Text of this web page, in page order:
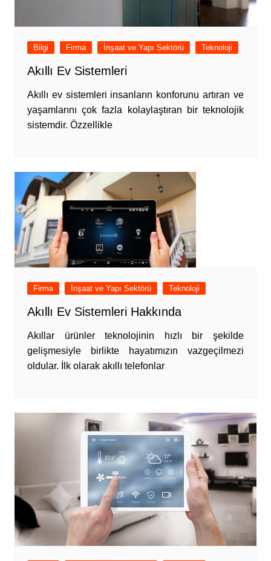
Bilgi Firma İnşaat ve Yapı Sektörü Teknoloji
Akıllı Ev Sistemleri
Akıllı ev sistemleri insanların konforunu artıran ve
yaşamlarını çok fazla kolaylaştıran bir teknolojik
sistemdir. Özzellikle
Firma İnşaat ve Yapı Sektörü Teknoloji
Akıllı Ev Sistemleri Hakkında
Akıllar ürünler teknolojinin hızlı bir şekilde
gelişmesiyle birlikte hayatımızın vazgeçilmezi
oldular. İlk olarak akıllı telefonlar